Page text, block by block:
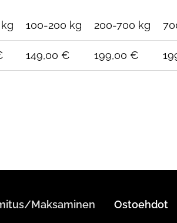
100-200 kg 200-700 kg
149,00 € 199,00 €
Maksaminen Ostoehdot